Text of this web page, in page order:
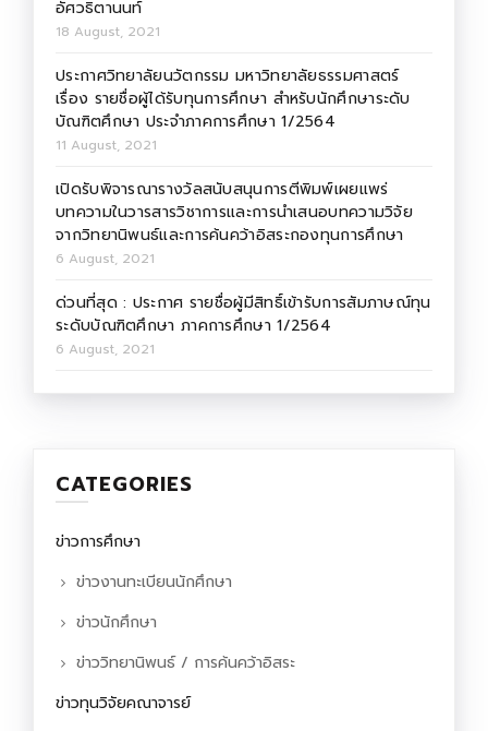
อัศวธิตานนท์
18 August, 2021
ประกาศวิทยาลัยนวัตกรรม มหาวิทยาลัยธรรมศาสตร์
เรื่อง รายชื่อผู้ได้รับทุนการศึกษา สำหรับนักศึกษาระดับ
บัณฑิตศึกษา ประจำภาคการศึกษา 1/2564
11 August, 2021
เปิดรับพิจารณารางวัลสนับสนุนการตีพิมพ์เผยแพร่
บทความในวารสารวิชาการและการนำเสนอบทความวิจัย
จากวิทยานิพนธ์และการค้นคว้าอิสระกองทุนการศึกษา
6 August, 2021
ด่วนที่สุด : ประกาศ รายชื่อผู้มีสิทธิ์เข้ารับการสัมภาษณ์ทุน
ระดับบัณฑิตศึกษา ภาคการศึกษา 1/2564
6 August, 2021
CATEGORIES
ข่าวการศึกษา
ข่าวงานทะเบียนนักศึกษา
ข่าวนักศึกษา
ข่าววิทยานิพนธ์ / การค้นคว้าอิสระ
ข่าวทุนวิจัยคณาจารย์